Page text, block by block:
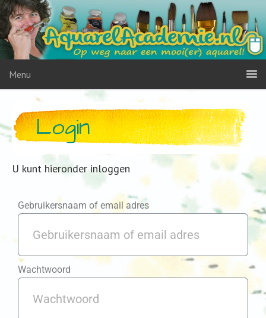
Menu
Login
U kunt hieronder inloggen
Gebruikersnaam of email adres
Wachtwoord